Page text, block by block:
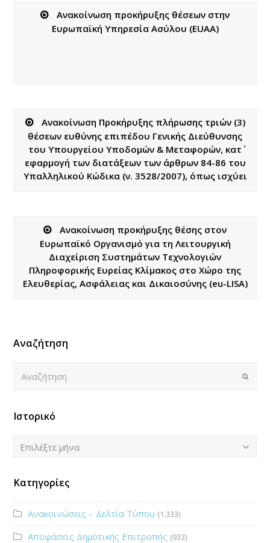
Ανακοίνωση προκήρυξης θέσεων στην
Ευρωπαϊκή Υπηρεσία Ασύλου (EUAA)
Ανακοίνωση Προκήρυξης πλήρωσης τριών (3)
θέσεων ευθύνης επιπέδου Γενικής Διεύθυνσης
του Υπουργείου Υποδομών & Μεταφορών, κατ΄
εφαρμογή των διατάξεων των άρθρων 84-86 του
Υπαλληλικού Κώδικα (ν. 3528/2007), όπως ισχύει
Ανακοίνωση προκήρυξης θέσης στον
Ευρωπαϊκό Οργανισμό για τη Λειτουργική
Διαχείριση Συστημάτων Τεχνολογιών
Πληροφορικής Ευρείας Κλίμακος στο Χώρο της
Ελευθερίας, Ασφάλειας και Δικαιοσύνης (eu-LISA)
Αναζήτηση
Submit
Ιστορικό
Ιστορικό
Επιλέξτε μήνα
Κατηγορίες
Ανακοινώσεις – Δελτία Τύπου (1.333)
Αποφάσεις Δημοτικής Επιτροπής (933)